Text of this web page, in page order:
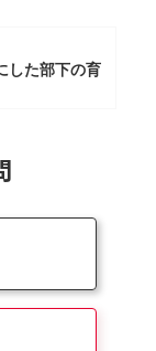
した部下の育